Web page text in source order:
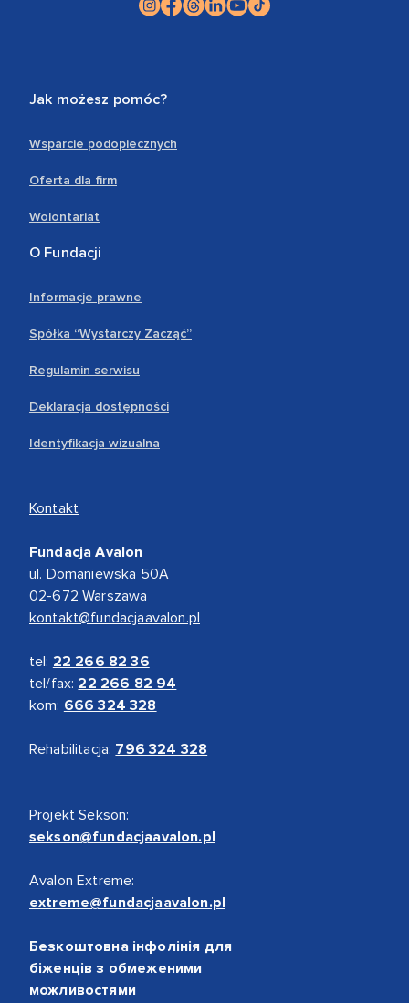
Jak możesz pomóc?
Wsparcie podopiecznych
Oferta dla firm
Wolontariat
O Fundacji
Informacje prawne
Spółka “Wystarczy Zacząć”
Regulamin serwisu
Deklaracja dostępności
Identyfikacja wizualna
Kontakt
Fundacja Avalon
ul. Domaniewska 50A
02-672 Warszawa
kontakt@fundacjaavalon.pl
tel: 22 266 82 36
tel/fax: 22 266 82 94
kom: 666 324 328
Rehabilitacja: 796 324 328
Projekt Sekson:
sekson@fundacjaavalon.pl
Avalon Extreme:
extreme@fundacjaavalon.pl
Безкоштовна інфолінія для
біженців з обмеженими
можливостями